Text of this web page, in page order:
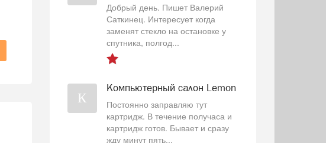
Добрый день. Пишет Валерий
Саткинец. Интересует когда
заменят стекло на остановке у
спутника, полгод...
К
Компьютерный салон Lemon
Постоянно заправляю тут
картридж. В течение получаса и
картридж готов. Бывает и сразу
жду минут пять...